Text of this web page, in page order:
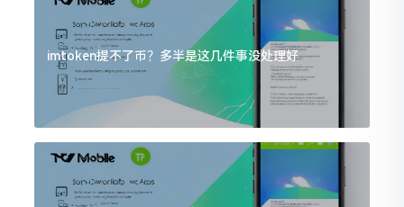
imtoken提不了币？多半是这几件事没处理好